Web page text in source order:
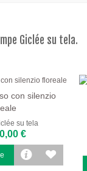
Giclée su tela.
con silenzio
su tela
€